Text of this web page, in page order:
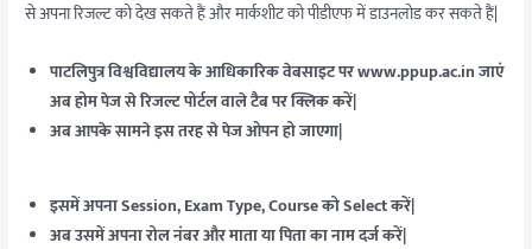
से अपना रिजल्ट को देख सकते हैं और मार्कशीट को पीडीएफ में डाउनलोड कर सकते हैं|
पाटलिपुत्र विश्वविद्यालय के आधिकारिक वेबसाइट पर www.ppup.ac.in जाएं
अब होम पेज से रिजल्ट पोर्टल वाले टैब पर क्लिक करें|
अब आपके सामने इस तरह से पेज ओपन हो जाएगा|
इसमें अपना Session, Exam Type, Course को Select करें|
अब उसमें अपना रोल नंबर और माता या पिता का नाम दर्ज करें|